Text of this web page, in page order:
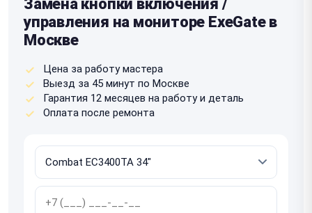
Замена кнопки включения /
управления на мониторе ExeGate в
Москве
Цена за работу мастера
Выезд за 45 минут по Москве
Гарантия 12 месяцев на работу и деталь
Оплата после ремонта